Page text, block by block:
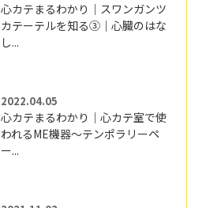
心カテまるわかり｜スワンガンツ
カテーテルを知る③｜心臓のはな
し...
2022.04.05
心カテまるわかり｜心カテ室で使
われるME機器～テンポラリーペ
ー...